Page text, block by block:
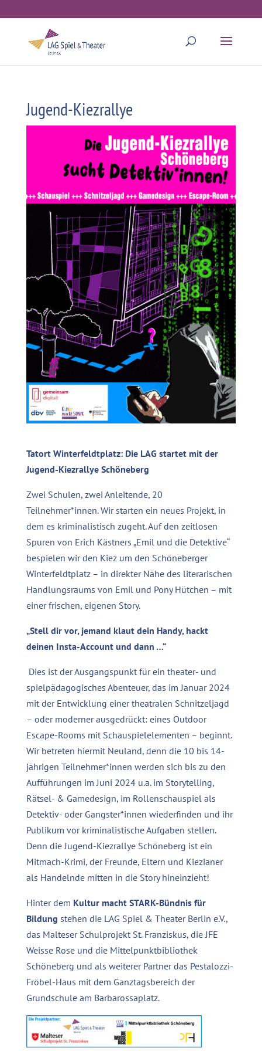
Jugend-Kiezrallye
Tatort Winterfeldtplatz: Die LAG startet mit der
Jugend-Kiezrallye Schöneberg
Zwei Schulen, zwei Anleitende, 20
Teilnehmer*innen. Wir starten ein neues Projekt, in
dem es kriminalistisch zugeht. Auf den zeitlosen
Spuren von Erich Kästners „Emil und die Detektive“
bespielen wir den Kiez um den Schöneberger
Winterfeldtplatz – in direkter Nähe des literarischen
Handlungsraums von Emil und Pony Hütchen – mit
einer frischen, eigenen Story.
„Stell dir vor, jemand klaut dein Handy, hackt
deinen Insta-Account und dann …“
Dies ist der Ausgangspunkt für ein theater- und
spielpädagogisches Abenteuer, das im Januar 2024
mit der Entwicklung einer theatralen Schnitzeljagd
– oder moderner ausgedrückt: eines Outdoor
Escape-Rooms mit Schauspielelementen – beginnt.
Wir betreten hiermit Neuland, denn die 10 bis 14-
jährigen Teilnehmer*innen werden sich bis zu den
Aufführungen im Juni 2024 u.a. im Storytelling,
Rätsel- & Gamedesign, im Rollenschauspiel als
Detektiv- oder Gangster*innen wiederfinden und ihr
Publikum vor kriminalistische Aufgaben stellen.
Denn die Jugend-Kiezrallye Schöneberg ist ein
Mitmach-Krimi, der Freunde, Eltern und Kiezianer
als Handelnde mitten in die Story hineinzieht!
Hinter dem Kultur macht STARK-Bündnis für
Bildung stehen die LAG Spiel & Theater Berlin e.V.,
das Malteser Schulprojekt St. Franziskus, die JFE
Weisse Rose und die Mittelpunktbibliothek
Schöneberg und als weiterer Partner das Pestalozzi-
Fröbel-Haus mit dem Ganztagsbereich der
Grundschule am Barbarossaplatz.